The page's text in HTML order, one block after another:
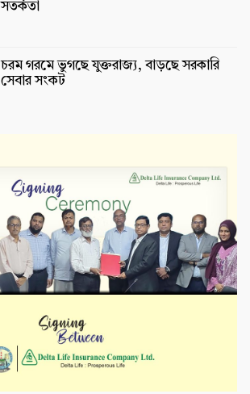
সতর্কতা
চরম গরমে ভুগছে যুক্তরাজ্য, বাড়ছে সরকারি
সেবার সংকট